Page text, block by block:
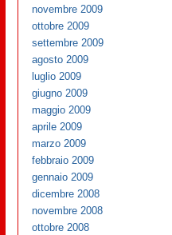
novembre 2009
ottobre 2009
settembre 2009
agosto 2009
luglio 2009
giugno 2009
maggio 2009
aprile 2009
marzo 2009
febbraio 2009
gennaio 2009
dicembre 2008
novembre 2008
ottobre 2008